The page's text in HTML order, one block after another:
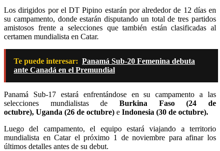
Los dirigidos por el DT Pipino estarán por alrededor de 12 días en
su campamento, donde estarán disputando un total de tres partidos
amistosos frente a selecciones que también están clasificadas al
certamen mundialista en Catar.
Te puede interesar: Panamá Sub-20 Femenina debuta
ante Canadá en el Premundial
Panamá Sub-17 estará enfrentándose en su campamento a las
selecciones mundialistas de Burkina Faso(24 de
octubre), Uganda (26 de octubre) e Indonesia (30 de octubre).
Luego del campamento, el equipo estará viajando a territorio
mundialista en Catar el próximo 1 de noviembre para afinar los
últimos detalles antes de su debut.